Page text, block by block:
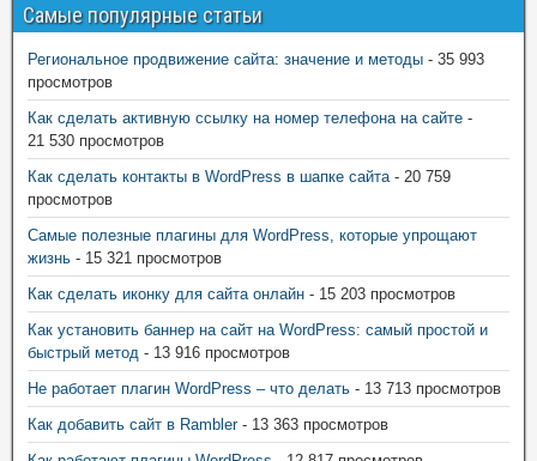
Самые популярные статьи
Региональное продвижение сайта: значение и методы - 35 993
просмотров
Как сделать активную ссылку на номер телефона на сайте -
21 530 просмотров
Как сделать контакты в WordPress в шапке сайта - 20 759
просмотров
Самые полезные плагины для WordPress, которые упрощают
жизнь - 15 321 просмотров
Как сделать иконку для сайта онлайн - 15 203 просмотров
Как установить баннер на сайт на WordPress: самый простой и
быстрый метод - 13 916 просмотров
Не работает плагин WordPress – что делать - 13 713 просмотров
Как добавить сайт в Rambler- 13 363 просмотров